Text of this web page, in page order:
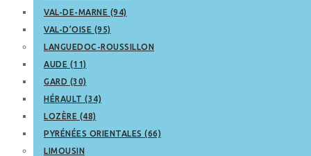
VAL-DE-MARNE (94)
VAL-D’OISE (95)
LANGUEDOC-ROUSSILLON
AUDE (11)
GARD (30)
HÉRAULT (34)
LOZÈRE (48)
PYRÉNÉES ORIENTALES (66)
LIMOUSIN